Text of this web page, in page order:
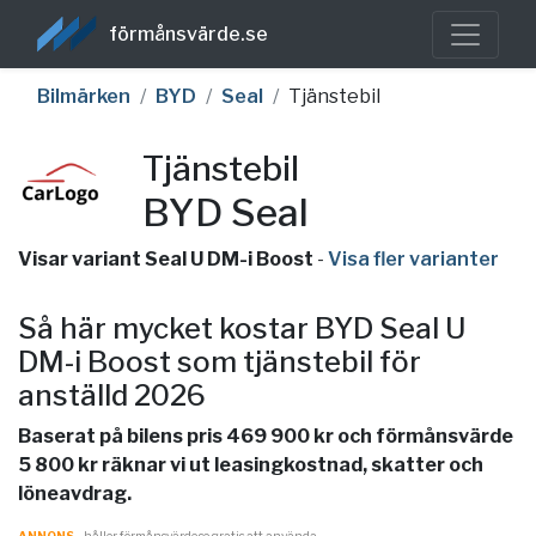
förmånsvärde.se
Bilmärken BYD Seal Tjänstebil
Tjänstebil
BYD Seal
Visar variant Seal U DM-i Boost - Visa fler varianter
Så här mycket kostar BYD Seal U
DM-i Boost som tjänstebil för
anställd 2026
Baserat på bilens pris 469 900 kr och förmånsvärde
5 800 kr räknar vi ut leasingkostnad, skatter och
löneavdrag.